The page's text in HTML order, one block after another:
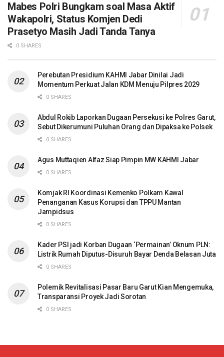
Mabes Polri Bungkam soal Masa Aktif
Wakapolri, Status Komjen Dedi
Prasetyo Masih Jadi Tanda Tanya
0 SHARES
Perebutan Presidium KAHMI Jabar Dinilai Jadi
Momentum Perkuat Jalan KDM Menuju Pilpres 2029
0 SHARES
Abdul Rokib Laporkan Dugaan Persekusi ke Polres Garut,
Sebut Dikerumuni Puluhan Orang dan Dipaksa ke Polsek
0 SHARES
Agus Muttaqien Alfaz Siap Pimpin MW KAHMI Jabar
0 SHARES
Komjak RI Koordinasi Kemenko Polkam Kawal
Penanganan Kasus Korupsi dan TPPU Mantan
Jampidsus
0 SHARES
Kader PSI jadi Korban Dugaan ‘Permainan’ Oknum PLN:
Listrik Rumah Diputus-Disuruh Bayar Denda Belasan Juta
0 SHARES
Polemik Revitalisasi Pasar Baru Garut Kian Mengemuka,
Transparansi Proyek Jadi Sorotan
0 SHARES